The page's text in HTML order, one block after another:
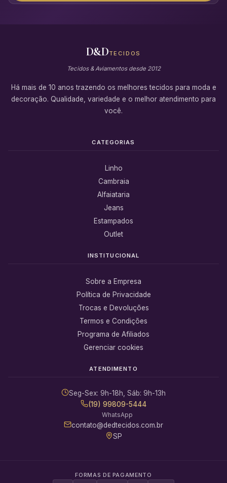
D&DTECIDOS
Tecidos & Aviamentos desde 2012
Há mais de 10 anos trazendo os melhores tecidos para moda e
decoração. Qualidade, variedade e o melhor atendimento para
você.
CATEGORIAS
Linho
Cambraia
Alfaiataria
Jeans
Estampados
Outlet
INSTITUCIONAL
Sobre a Empresa
Política de Privacidade
Trocas e Devoluções
Termos e Condições
Programa de Afiliados
Gerenciar cookies
ATENDIMENTO
Seg-Sex: 9h-18h, Sáb: 9h-13h
(19) 99809-5444
WhatsApp
contato@dedtecidos.com.br
SP
FORMAS DE PAGAMENTO